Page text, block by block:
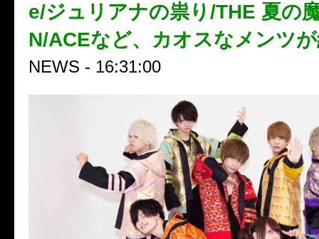
e/ジュリアナの祟り/THE 夏の
N/ACEなど、カオスなメンツ
NEWS - 16:31:00